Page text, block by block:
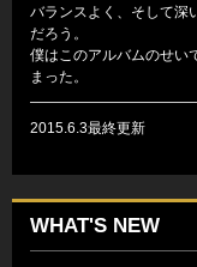
バランスよく、そして深
だろう。
僕はこのアルバムのせい
まった。
2015.6.3最終更新
WHAT'S NEW